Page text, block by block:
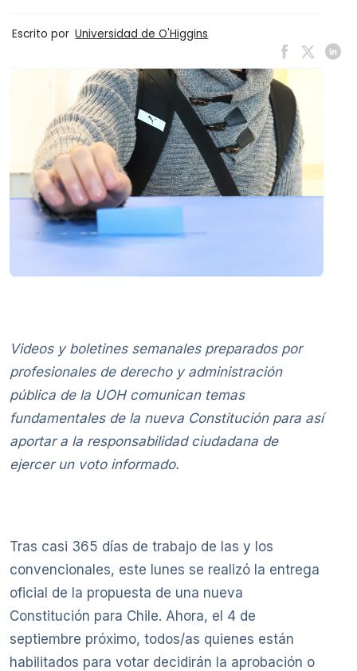
Escrito por Universidad de O'Higgins
Videos y boletines semanales preparados por
profesionales de derecho y administración
pública de la UOH comunican temas
fundamentales de la nueva Constitución para así
aportar a la responsabilidad ciudadana de
ejercer un voto informado.
Tras casi 365 días de trabajo de las y los
convencionales, este lunes se realizó la entrega
oficial de la propuesta de una nueva
Constitución para Chile. Ahora, el 4 de
septiembre próximo, todos/as quienes están
habilitados para votar decidirán la aprobación o